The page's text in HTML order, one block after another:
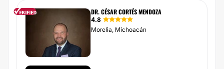
DR. CÉSAR CORTÉS MENDOZA
4.8
Morelia, Michoacán